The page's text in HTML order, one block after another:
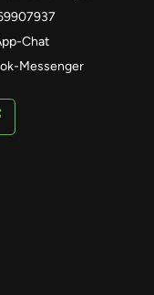
Chat
Messenger